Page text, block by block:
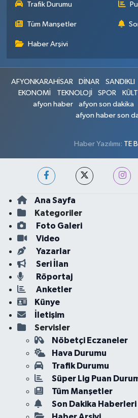
Trafik Durumu
Tüm Manşetler
Haber Arşivi
AFYONKARAHİSAR DİNAR SANDIKLI
EKONOMİ
TEKNOLOJİ SPOR
afyon haber
afyon son dakika
afyon haber son
Haber Yazılımı: TE
Ana Sayfa
Kategoriler
Foto Galeri
Video
Yazarlar
Seri İlan
Röportaj
Anketler
Künye
İletişim
Servisler
Nöbetçi Eczaneler
Hava Durumu
Trafik Durumu
Süper Lig Puan
Tüm Manşetler
Son Dakika Haberleri